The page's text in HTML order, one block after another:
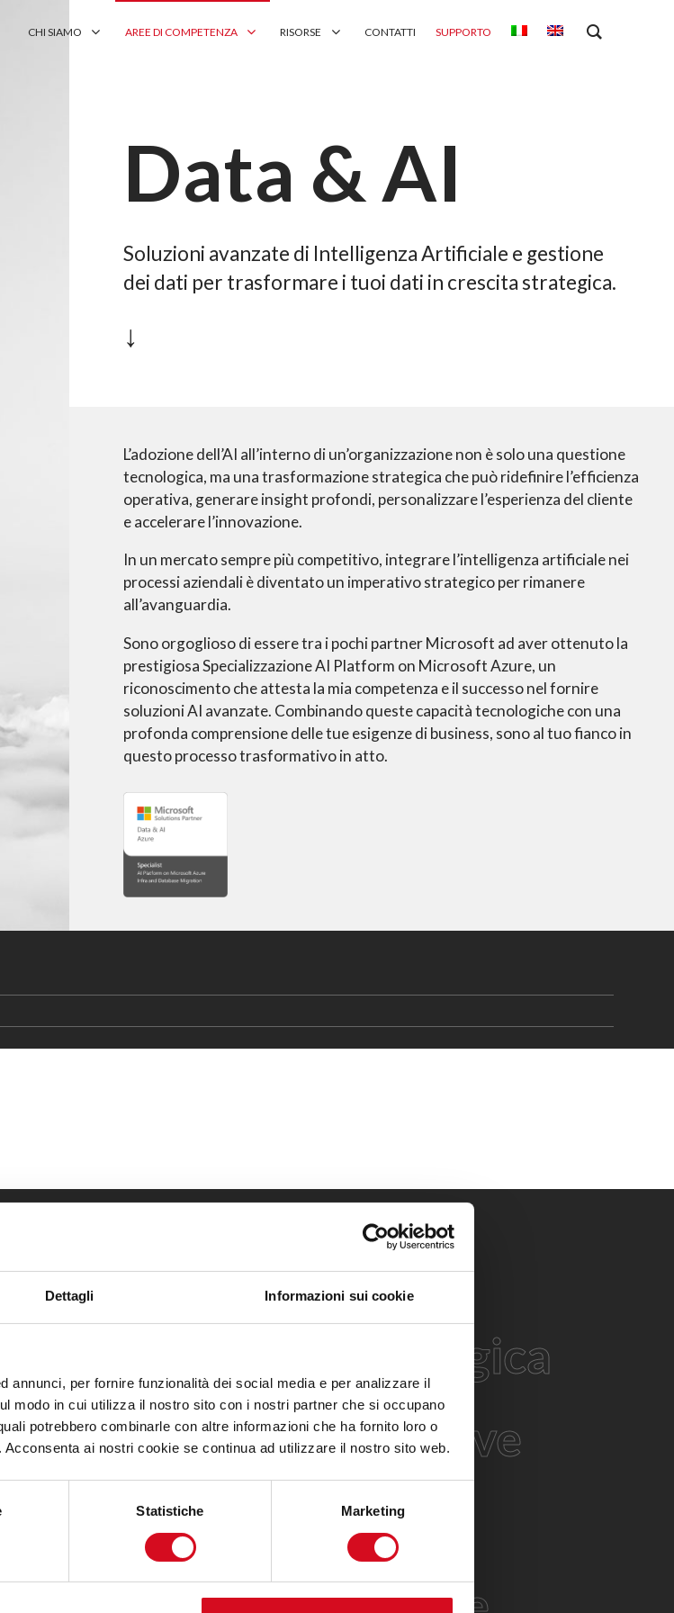
Dettagli Informazioni sui cookie
annunci, per fornire funzionalità dei social media e per analizzare il
modo in cui utilizza il nostro sito con i nostri partner che si occupano
potrebbero combinarle con altre informazioni che ha fornito loro o
ai nostri cookie se continua ad utilizzare il nostro sito web.
Statistiche Marketing
CHI SIAMO AREE DI COMPETENZA RISORSE CONTATTI SUPPORTO
Data & AI
Soluzioni avanzate di Intelligenza Artificiale e gestione
dei dati per trasformare i tuoi dati in crescita strategica.
↓
L’adozione dell’AI all’interno di un’organizzazione non è solo una questione
tecnologica, ma una trasformazione strategica che può ridefinire l’efficienza
operativa, generare insight profondi, personalizzare l’esperienza del cliente
e accelerare l’innovazione.
In un mercato sempre più competitivo, integrare l’intelligenza artificiale nei
processi aziendali è diventato un imperativo strategico per rimanere
all’avanguardia.
Sono orgoglioso di essere tra i pochi partner Microsoft ad aver ottenuto la
prestigiosa Specializzazione AI Platform on Microsoft Azure, un
riconoscimento che attesta la mia competenza e il successo nel fornire
soluzioni AI avanzate. Combinando queste capacità tecnologiche con una
profonda comprensione delle tue esigenze di business, sono al tuo fianco in
questo processo trasformativo in atto.
Consulenza Strategica
Soluzioni Applicative
Agenti Intelligenti